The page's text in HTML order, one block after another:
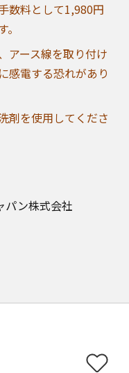
数料として1,980円
アース線を取り付け
感電する恐れがあり
剤を使用してくださ
パン株式会社